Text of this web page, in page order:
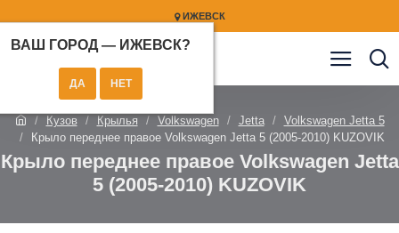
ИЖЕВСК
ВАШ ГОРОД — ИЖЕВСК?
Кузов Крылья Volkswagen Jetta
Volkswagen Jetta 5
Крыло переднее правое Volkswagen Jetta 5 (2005-2010) KUZOVIK
Крыло переднее правое Volkswagen Jetta
5 (2005-2010) KUZOVIK